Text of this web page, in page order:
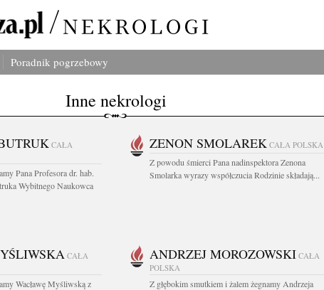
Poradnik pogrzebowy
Inne nekrologi
CAŁA
Pana Profesora dr. hab.
Wybitnego Naukowca
ZENON SMOLAREK CAŁA POLSKA
Z powodu śmierci Pana nadinspektora Zenona
Smolarka wyrazy współczucia Rodzinie składają...
CAŁA
Wacławę Myśliwską z
ANDRZEJ MOROZOWSKI CAŁA
POLSKA
Z głębokim smutkiem i żalem żegnamy Andrzeja